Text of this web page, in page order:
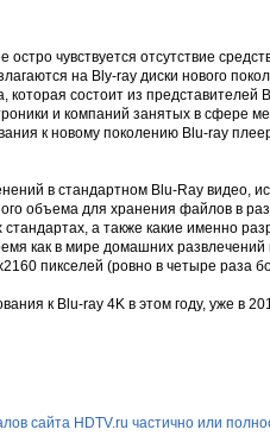
чувствуется отсутствие
на Bly-ray диски нового
состоит из представителей
и компаний занятых в сфере
к новому поколению Blu-ray
в стандартном Blu-Ray видео,
объема для хранения файлов в
а также какие именно
как в мире домашних
пикселей (ровно в четыре раза
к Blu-ray 4K в этом году, уже в
сайта HDTV.ru частично или